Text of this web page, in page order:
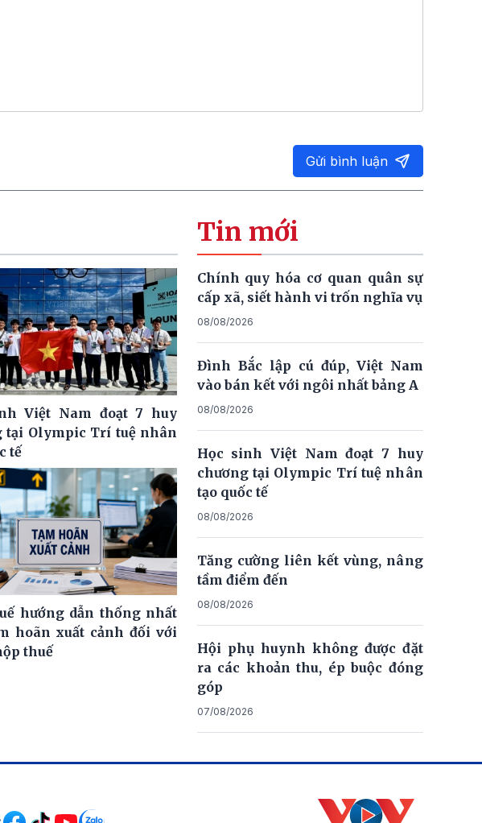
Gửi bình luận
Việt Nam đoạt 7 huy
tại Olympic Trí tuệ nhân
tế
hướng dẫn thống nhất
hoãn xuất cảnh đối với
thuế
Tin mới
Chính quy hóa cơ quan quân sự
cấp xã, siết hành vi trốn nghĩa vụ
08/08/2026
Đình Bắc lập cú đúp, Việt Nam
vào bán kết với ngôi nhất bảng A
08/08/2026
Học sinh Việt Nam đoạt 7 huy
chương tại Olympic Trí tuệ nhân
tạo quốc tế
08/08/2026
Tăng cường liên kết vùng, nâng
tầm điểm đến
08/08/2026
Hội phụ huynh không được đặt
ra các khoản thu, ép buộc đóng
góp
07/08/2026